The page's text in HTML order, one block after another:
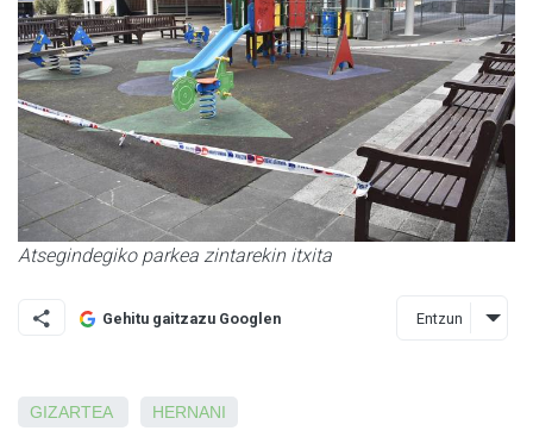
Atsegindegiko parkea zintarekin itxita
Gehitu gaitzazu Googlen Entzun
GIZARTEA HERNANI